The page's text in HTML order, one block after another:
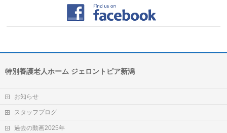
特別養護老人ホーム ジェロントピア新潟
お知らせ
スタッフブログ
過去の動画2025年